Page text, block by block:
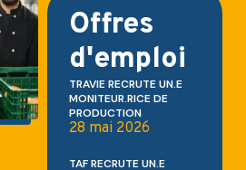
Offres
d'emploi
TRAVIE RECRUTE UN.E
MONITEUR.RICE DE
PRODUCTION
28 mai 2026
TAF RECRUTE UN.E